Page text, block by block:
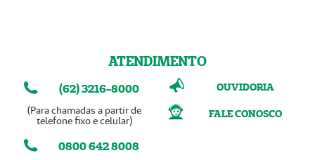
ATENDIMENTO
(62) 3216-8000
(Para chamadas a partir de
telefone fixo e celular)
0800 642 8008
OUVIDORIA
FALE CONOSCO